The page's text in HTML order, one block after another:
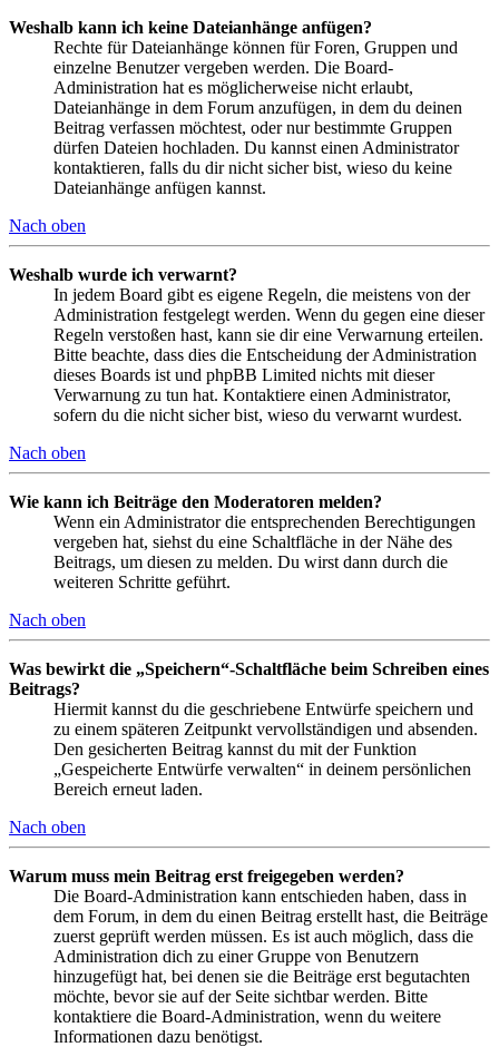
Weshalb kann ich keine Dateianhänge anfügen?
Rechte für Dateianhänge können für Foren, Gruppen und
einzelne Benutzer vergeben werden. Die Board-
Administration hat es möglicherweise nicht erlaubt,
Dateianhänge in dem Forum anzufügen, in dem du deinen
Beitrag verfassen möchtest, oder nur bestimmte Gruppen
dürfen Dateien hochladen. Du kannst einen Administrator
kontaktieren, falls du dir nicht sicher bist, wieso du keine
Dateianhänge anfügen kannst.
Nach oben
Weshalb wurde ich verwarnt?
In jedem Board gibt es eigene Regeln, die meistens von der
Administration festgelegt werden. Wenn du gegen eine dieser
Regeln verstoßen hast, kann sie dir eine Verwarnung erteilen.
Bitte beachte, dass dies die Entscheidung der Administration
dieses Boards ist und phpBB Limited nichts mit dieser
Verwarnung zu tun hat. Kontaktiere einen Administrator,
sofern du die nicht sicher bist, wieso du verwarnt wurdest.
Nach oben
Wie kann ich Beiträge den Moderatoren melden?
Wenn ein Administrator die entsprechenden Berechtigungen
vergeben hat, siehst du eine Schaltfläche in der Nähe des
Beitrags, um diesen zu melden. Du wirst dann durch die
weiteren Schritte geführt.
Nach oben
Was bewirkt die „Speichern“-Schaltfläche beim Schreiben eines
Beitrags?
Hiermit kannst du die geschriebene Entwürfe speichern und
zu einem späteren Zeitpunkt vervollständigen und absenden.
Den gesicherten Beitrag kannst du mit der Funktion
„Gespeicherte Entwürfe verwalten“ in deinem persönlichen
Bereich erneut laden.
Nach oben
Warum muss mein Beitrag erst freigegeben werden?
Die Board-Administration kann entschieden haben, dass in
dem Forum, in dem du einen Beitrag erstellt hast, die Beiträge
zuerst geprüft werden müssen. Es ist auch möglich, dass die
Administration dich zu einer Gruppe von Benutzern
hinzugefügt hat, bei denen sie die Beiträge erst begutachten
möchte, bevor sie auf der Seite sichtbar werden. Bitte
kontaktiere die Board-Administration, wenn du weitere
Informationen dazu benötigst.